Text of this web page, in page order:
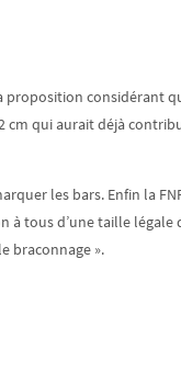
proposition considérant
qui aurait déjà
les bars. Enfin la
tous d’une taille
braconnage ».